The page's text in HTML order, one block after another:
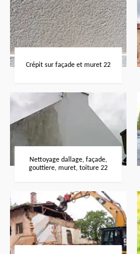
Crépit sur façade et muret 22
Nettoyage dallage, façade,
gouttiere, muret, toiture 22